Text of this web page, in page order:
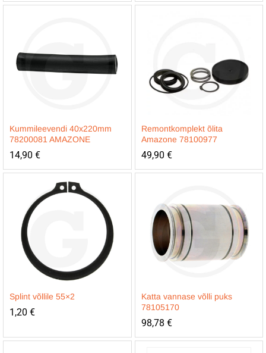
Kummileevendi 40x220mm
78200081 AMAZONE
14,90 €
Remontkomplekt õlita
Amazone 78100977
49,90 €
Splint võllile 55×2
1,20 €
Katta vannase võlli puks
78105170
98,78 €